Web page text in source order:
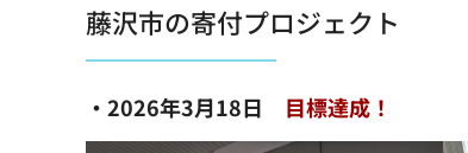
藤沢市の寄付プロジェクト
・2026年3月18日 目標達成！